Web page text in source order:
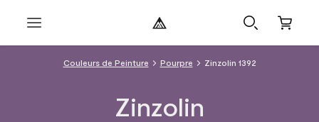
Couleurs de Peinture Pourpre Zinzolin 1392
Zinzolin